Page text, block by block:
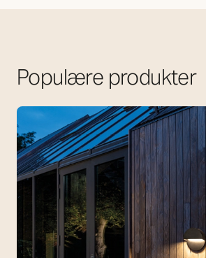
Populære produkter